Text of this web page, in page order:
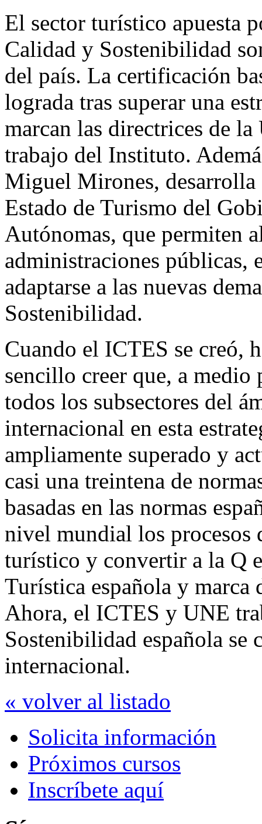
El sector turístico apuesta
Calidad y Sostenibilidad
del país. La certificación
lograda tras superar una
marcan las directrices de
trabajo del Instituto.
Miguel Mirones, desarrolla
Estado de Turismo del
Autónomas, que permiten
administraciones públicas,
adaptarse a las nuevas
Sostenibilidad.
Cuando el ICTES se creó,
sencillo creer que, a
todos los subsectores del
internacional en esta
ampliamente superado y
casi una treintena de
basadas en las normas
nivel mundial los procesos
turístico y convertir a la Q
Turística española y
Ahora, el ICTES y UNE
Sostenibilidad española se
internacional.
« volver al listado
Solicita información
Próximos cursos
Inscríbete aquí